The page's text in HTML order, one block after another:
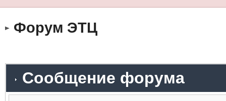
Форум ЭТЦ
Сообщение форума